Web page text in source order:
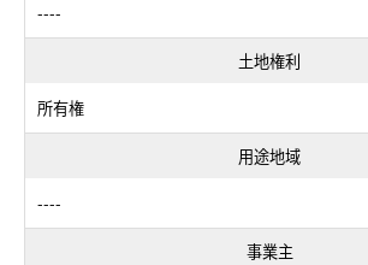
----
土地権利
所有権
用途地域
----
事業主